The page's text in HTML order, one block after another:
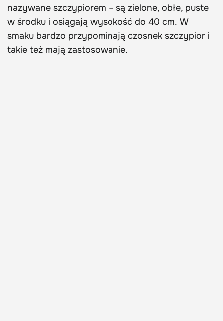
nazywane szczypiorem – są zielone, obłe, puste
w środku i osiągają wysokość do 40 cm. W
smaku bardzo przypominają czosnek szczypior i
takie też mają zastosowanie.